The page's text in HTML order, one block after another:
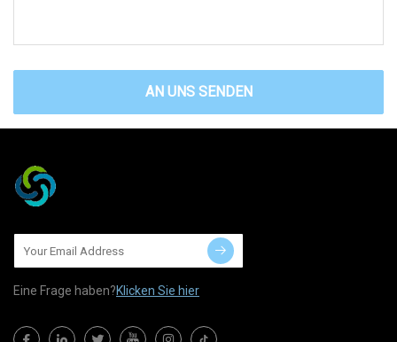
AN UNS SENDEN
Eine Frage haben?Klicken Sie hier